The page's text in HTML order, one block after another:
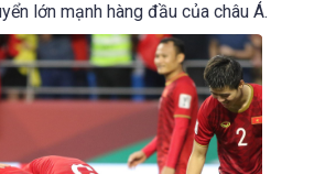
lớn mạnh hàng đầu của châu Á.